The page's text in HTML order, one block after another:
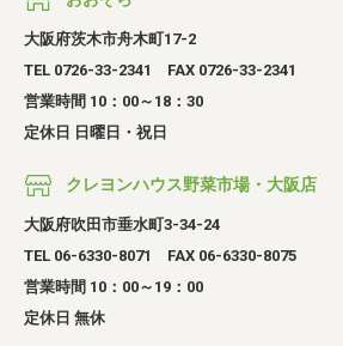
大阪府茨木市舟木町17-2
TEL 0726-33-2341 FAX 0726-33-2341
営業時間 10：00～18：30
定休日 日曜日・祝日
クレヨンハウス野菜市場・大阪店
大阪府吹田市垂水町3-34-24
TEL 06-6330-8071 FAX 06-6330-8075
営業時間 10：00～19：00
定休日 無休